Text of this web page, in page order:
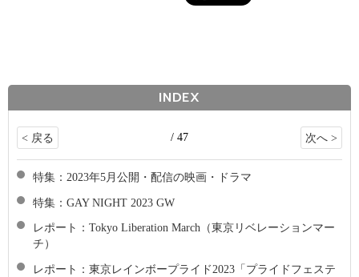
INDEX
< 戻る / 47 次へ >
特集：2023年5月公開・配信の映画・ドラマ
特集：GAY NIGHT 2023 GW
レポート：Tokyo Liberation March（東京リベレーションマー
チ）
レポート：東京レインボープライド2023「プライドフェステ